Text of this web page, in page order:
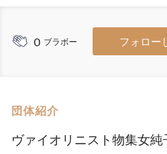
0 ブラボー フォロー
団体紹介
ヴァイオリニスト物集女